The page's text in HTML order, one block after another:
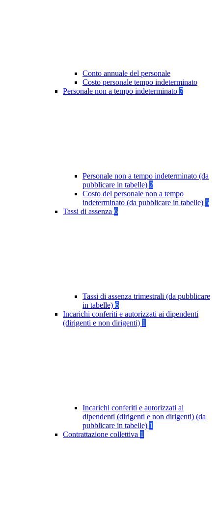
Conto annuale del personale
Costo personale tempo indeterminato
Personale non a tempo indeterminato 7
Personale non a tempo indeterminato (da
pubblicare in tabelle) 2
Costo del personale non a tempo
indeterminato (da pubblicare in tabelle) 5
Tassi di assenza 6
Tassi di assenza trimestrali (da pubblicare
in tabelle) 6
Incarichi conferiti e autorizzati ai dipendenti
(dirigenti e non dirigenti) 1
Incarichi conferiti e autorizzati ai
dipendenti (dirigenti e non dirigenti) (da
pubblicare in tabelle) 1
Contrattazione collettiva 1